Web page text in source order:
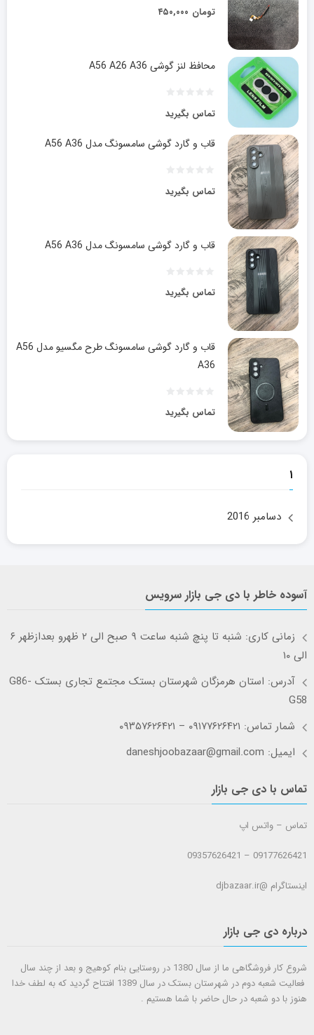
۴۵۰,۰۰۰ تومان
محافظ لنز گوشی A56 A26 A36
تماس بگیرید
قاب و گارد گوشی سامسونگ مدل A56 A36
تماس بگیرید
قاب و گارد گوشی سامسونگ مدل A56 A36
تماس بگیرید
قاب و گارد گوشی سامسونگ طرح مگسیو مدل A56
A36
تماس بگیرید
۱
دسامبر 2016
آسوده خاطر با دی جی بازار سرویس
زمانی کاری: شنبه تا پنچ شنبه ساعت ۹ صبح الی ۲ ظهرو بعدازظهر ۶
الی ۱۰
آدرس: استان هرمزگان شهرستان بستک مجتمع تجاری بستک G86-
G58
شمار تماس: ۰۹۱۷۷۶۲۶۴۲۱ – ۰۹۳۵۷۶۲۶۴۲۱
ایمیل: daneshjoobazaar@gmail.com
تماس با دی جی بازار
تماس – واتس اپ
09177626421 – 09357626421
اینستاگرام @djbazaar.ir
درباره دی جی بازار
شروع کار فروشگاهی ما از سال 1380 در روستایی بنام کوهیج و بعد از چند سال
فعالیت شعبه دوم در شهرستان بستک در سال 1389 افتتاح گردید که به لطف خدا
هنوز با دو شعبه در حال حاضر با شما هستيم .